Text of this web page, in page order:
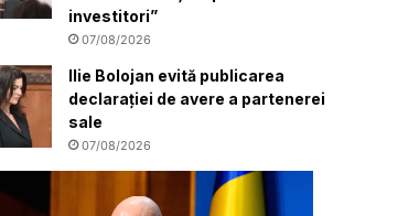
investitori”
07/08/2026
Ilie Bolojan evită publicarea
declarației de avere a partenerei
sale
07/08/2026